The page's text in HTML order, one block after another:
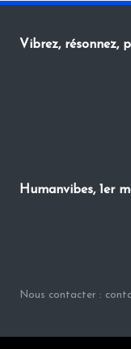
Vibrez, résonnez,
Humanvibes, 1er
Nous contacter :